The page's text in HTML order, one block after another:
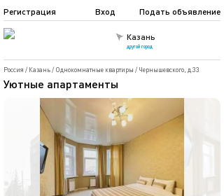
Казань
другой город
Подать объявление
Регистрация Вход
Россия / Казань/ Однокомнатные квартиры / Чернышевского, д.33
Уютные апартаменты